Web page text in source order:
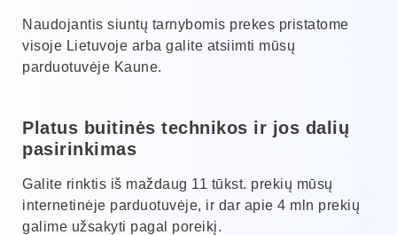
Naudojantis siuntų tarnybomis prekes pristatome
visoje Lietuvoje arba galite atsiimti mūsų
parduotuvėje Kaune.
Platus buitinės technikos ir jos dalių
pasirinkimas
Galite rinktis iš maždaug 11 tūkst. prekių mūsų
internetinėje parduotuvėje, ir dar apie 4 mln prekių
galime užsakyti pagal poreikį.